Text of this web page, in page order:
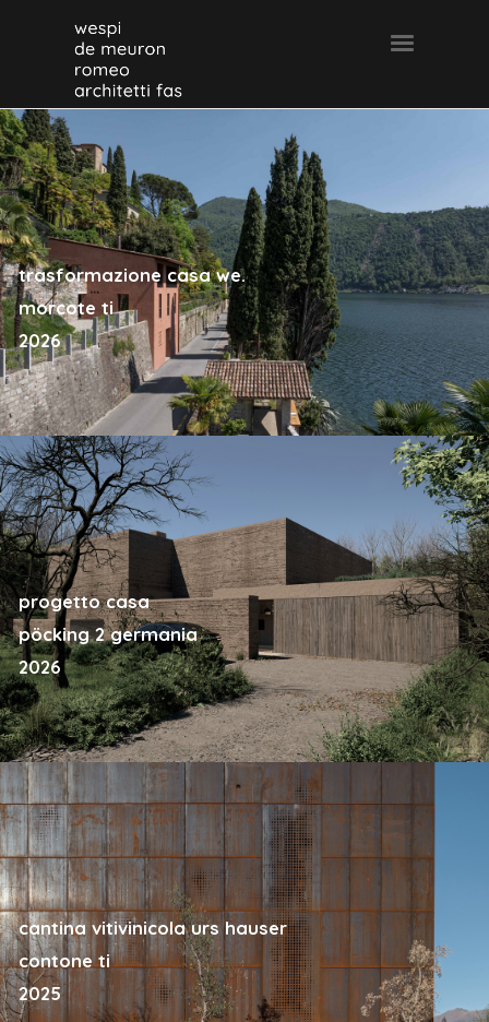
trasformazione casa we.
morcote ti
2026
progetto casa
pöcking 2 germania
2026
cantina vitivinicola urs hauser
contone ti
2025